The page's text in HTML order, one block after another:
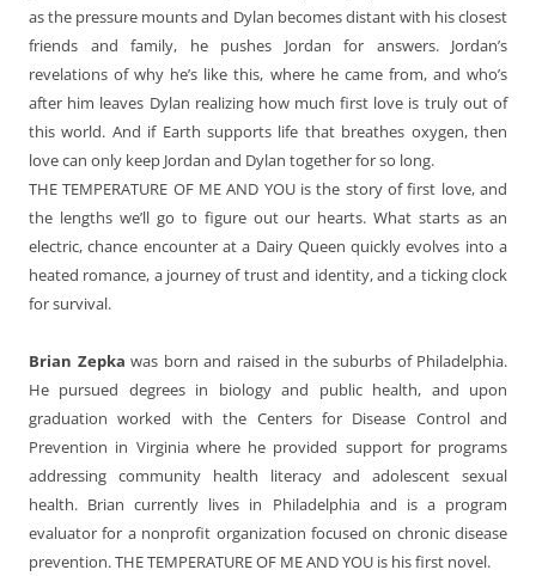
as the pressure mounts and Dylan becomes distant with his closest
friends and family, he pushes Jordan for answers. Jordan’s
revelations of why he’s like this, where he came from, and who’s
after him leaves Dylan realizing how much first love is truly out of
this world. And if Earth supports life that breathes oxygen, then
love can only keep Jordan and Dylan together for so long.
THE TEMPERATURE OF ME AND YOU is the story of first love, and
the lengths we’ll go to figure out our hearts. What starts as an
electric, chance encounter at a Dairy Queen quickly evolves into a
heated romance, a journey of trust and identity, and a ticking clock
for survival.
Brian Zepka was born and raised in the suburbs of Philadelphia.
He pursued degrees in biology and public health, and upon
graduation worked with the Centers for Disease Control and
Prevention in Virginia where he provided support for programs
addressing community health literacy and adolescent sexual
health. Brian currently lives in Philadelphia and is a program
evaluator for a nonprofit organization focused on chronic disease
prevention. THE TEMPERATURE OF ME AND YOU is his first novel.